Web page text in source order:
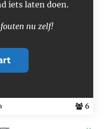
6
iets laten doen.
nu zelf!